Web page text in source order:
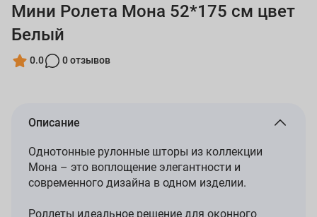
Мини Ролета Мона 52*175 см цвет
Белый
0.0 0 отзывов
Описание
Однотонные рулонные шторы из коллекции
Мона – это воплощение элегантности и
современного дизайна в одном изделии.
Роллеты идеальное решение для оконного